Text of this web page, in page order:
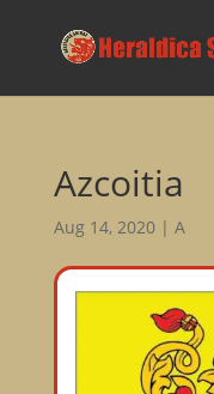
Azcoitia
Aug 14, 2020| A